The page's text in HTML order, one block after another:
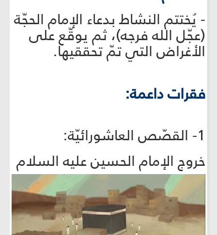
- يُختتم النشاط بدعاء الإمام الحجّة
(عجّل الله فرجه)، ثم يوقّع على
الأغراض التي تمّ تحققيها.
فقرات داعمة:
1- القصّص العاشورائيّة:
خروج الإمام الحسين عليه السلام